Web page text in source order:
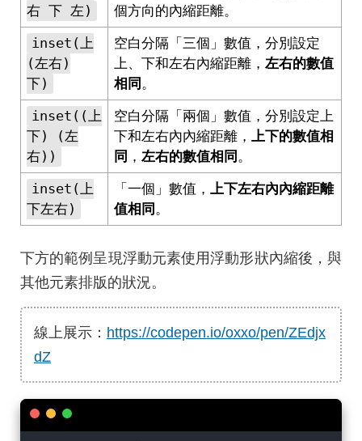
右 下 左)
個方向的內縮距離。
inset(上
(左右)
下)
空白分隔「三個」數值，分別設定
上、下和左右內縮距離， 左右的數值
相同 。
inset((上
下) (左
右))
空白分隔「兩個」數值，分別設定上
下和左右內內縮距離， 上下的數值相
同 ， 左右的數值相同 。
inset(上
下左右)
「一個」數值， 上下左右內內縮距離
值相同 。
下方的範例呈現浮動元素使用浮動形狀內縮後，與
其他元素排版的狀況。
線上展示： https://codepen.io/oxxo/pen/ZEdjx
dZ